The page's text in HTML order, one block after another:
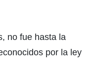
no fue hasta la
por la ley